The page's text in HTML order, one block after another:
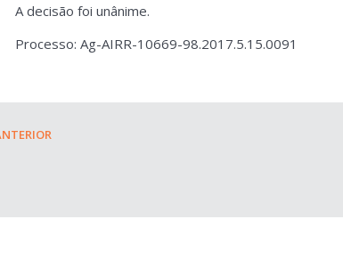
A decisão foi unânime.
Processo: Ag-AIRR-10669-98.2017.5.15.0091